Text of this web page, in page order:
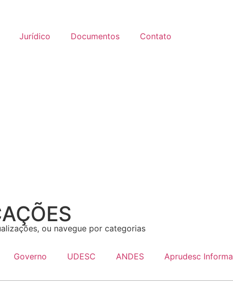
Jurídico Documentos Contato
ou navegue por categorias
Governo UDESC ANDES Aprudesc Informa